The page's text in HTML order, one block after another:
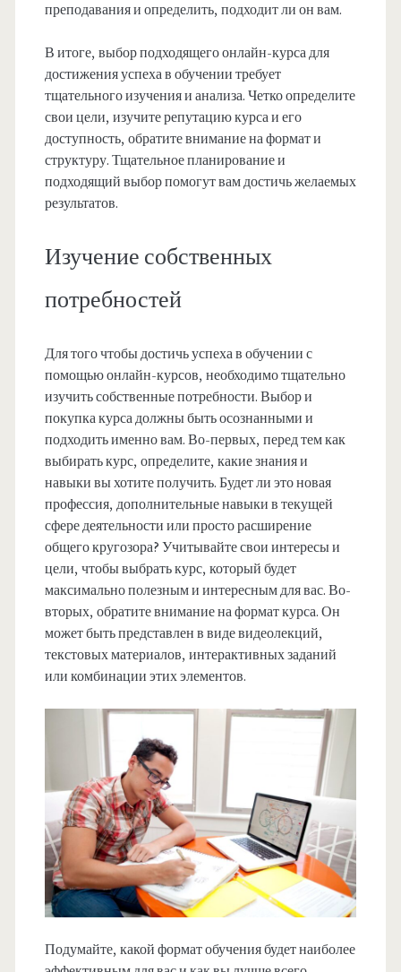
преподавания и определить, подходит ли он вам.
В итоге, выбор подходящего онлайн-курса для
достижения успеха в обучении требует
тщательного изучения и анализа. Четко определите
свои цели, изучите репутацию курса и его
доступность, обратите внимание на формат и
структуру. Тщательное планирование и
подходящий выбор помогут вам достичь желаемых
результатов.
Изучение собственных
потребностей
Для того чтобы достичь успеха в обучении с
помощью онлайн-курсов, необходимо тщательно
изучить собственные потребности. Выбор и
покупка курса должны быть осознанными и
подходить именно вам. Во-первых, перед тем как
выбирать курс, определите, какие знания и
навыки вы хотите получить. Будет ли это новая
профессия, дополнительные навыки в текущей
сфере деятельности или просто расширение
общего кругозора? Учитывайте свои интересы и
цели, чтобы выбрать курс, который будет
максимально полезным и интересным для вас. Во-
вторых, обратите внимание на формат курса. Он
может быть представлен в виде видеолекций,
текстовых материалов, интерактивных заданий
или комбинации этих элементов.
Подумайте, какой формат обучения будет наиболее